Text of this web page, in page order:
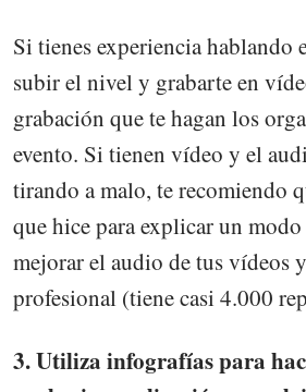
Si tienes experiencia hablando
subir el nivel y grabarte en
grabación que te hagan los
evento. Si tienen vídeo y el
tirando a malo, te recomiendo
que hice para explicar un
mejorar el audio de tus vídeos
profesional (tiene casi 4.000
3. Utiliza infografías para